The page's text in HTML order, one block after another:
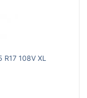
108V XL